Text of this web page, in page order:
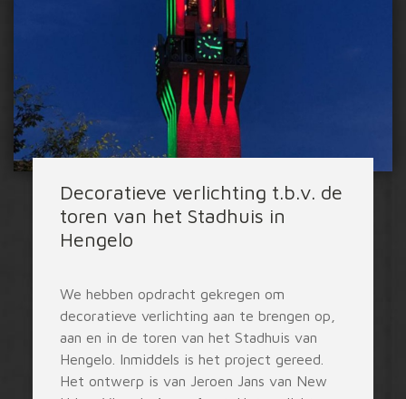
Decoratieve verlichting t.b.v. de
toren van het Stadhuis in
Hengelo
We hebben opdracht gekregen om
decoratieve verlichting aan te brengen op,
aan en in de toren van het Stadhuis van
Hengelo. Inmiddels is het project gereed.
Het ontwerp is van Jeroen Jans van New